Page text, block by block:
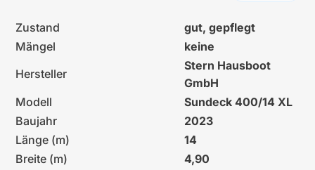
Zustand
gut, gepflegt
Mängel
keine
Hersteller
Stern Hausboot
GmbH
Modell
Sundeck 400/14 XL
Baujahr
2023
Länge (m)
14
Breite (m)
4,90